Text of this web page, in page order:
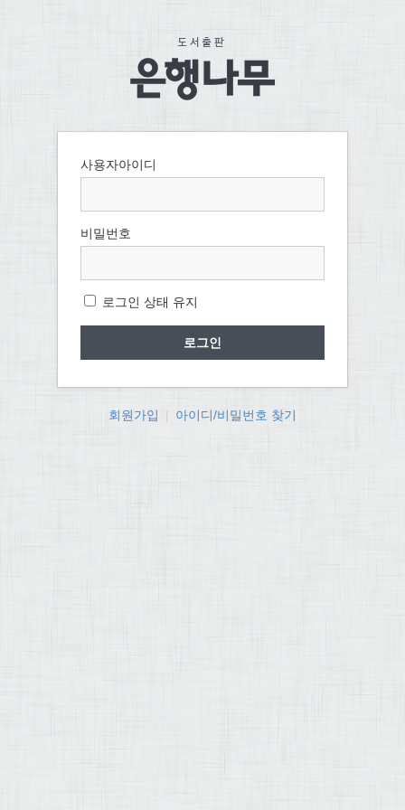
사용자아이디
비밀번호
로그인 상태 유지
회원가입 아이디/비밀번호 찾기